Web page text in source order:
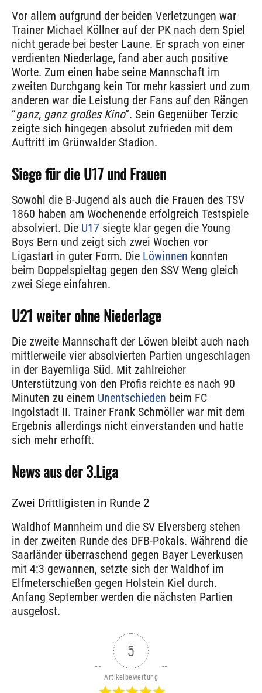
Vor allem aufgrund der beiden Verletzungen war
Trainer Michael Köllner auf der PK nach dem Spiel
nicht gerade bei bester Laune. Er sprach von einer
verdienten Niederlage, fand aber auch positive
Worte. Zum einen habe seine Mannschaft im
zweiten Durchgang kein Tor mehr kassiert und zum
anderen war die Leistung der Fans auf den Rängen
“ganz, ganz großes Kino“. Sein Gegenüber Terzic
zeigte sich hingegen absolut zufrieden mit dem
Auftritt im Grünwalder Stadion.
Siege für die U17 und Frauen
Sowohl die B-Jugend als auch die Frauen des TSV
1860 haben am Wochenende erfolgreich Testspiele
absolviert. Die U17 siegte klar gegen die Young
Boys Bern und zeigt sich zwei Wochen vor
Ligastart in guter Form. Die Löwinnen konnten
beim Doppelspieltag gegen den SSV Weng gleich
zwei Siege einfahren.
U21 weiter ohne Niederlage
Die zweite Mannschaft der Löwen bleibt auch nach
mittlerweile vier absolvierten Partien ungeschlagen
in der Bayernliga Süd. Mit zahlreicher
Unterstützung von den Profis reichte es nach 90
Minuten zu einem Unentschieden beim FC
Ingolstadt II. Trainer Frank Schmöller war mit dem
Ergebnis allerdings nicht einverstanden und hatte
sich mehr erhofft.
News aus der 3.Liga
Zwei Drittligisten in Runde 2
Waldhof Mannheim und die SV Elversberg stehen
in der zweiten Runde des DFB-Pokals. Während die
Saarländer überraschend gegen Bayer Leverkusen
mit 4:3 gewannen, setzte sich der Waldhof im
Elfmeterschießen gegen Holstein Kiel durch.
Anfang September werden die nächsten Partien
ausgelost.
5
Artikelbewertung